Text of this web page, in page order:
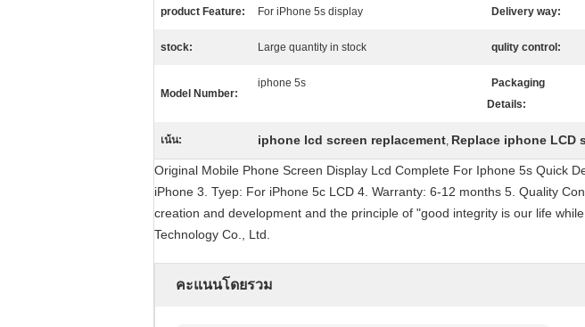
product Feature: For iPhone 5s display Delivery way:
stock: Large quantity in stock qulity control:
Model Number:
iphone 5s
Packaging
Details:
เน้น: iphone lcd screen replacement, Replace iphone LCD
Original Mobile Phone Screen Display Lcd Complete For Iphone 5s Quick
iPhone 3. Tyep: For iPhone 5c LCD 4. Warranty: 6-12 months 5. Quality
creation and development and the principle of "good integrity is our life
Technology Co., Ltd.
คะแนนโดยรวม